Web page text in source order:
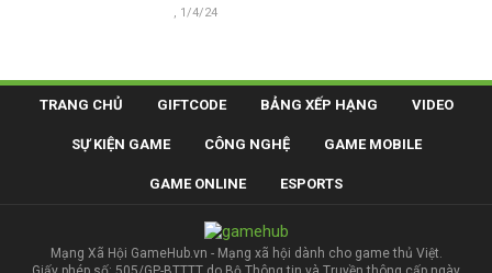
, 1/4/24
TRANG CHỦ GIFTCODE BẢNG XẾP HẠNG VIDEO
SỰ KIỆN GAME CÔNG NGHỆ GAME MOBILE
GAME ONLINE ESPORTS
Mạng Xã Hội GameHub.vn - Mạng xã hội dành cho game thủ Việt.